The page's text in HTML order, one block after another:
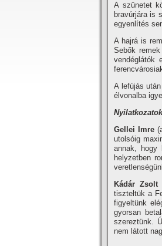
A szünetet
bravúrjára is
egyenlí­tés
A hajrá is
Sebők
vendéglátók
A lefújás
élvonalba
Gellei Imre
utolsóig
annak, hogy
helyzetben
Kádár Zsolt
tiszteltük a
figyeltünk
gyorsan
szereztünk.
nem látott